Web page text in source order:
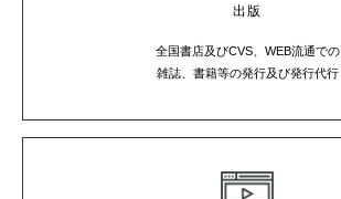
出版
全国書店及びCVS、WEB流通での
雑誌、書籍等の発行及び発行代行